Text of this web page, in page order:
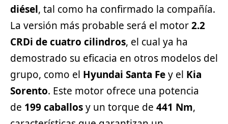
diésel, tal como ha confirmado la compañía.
La versión más probable será el motor2.2
CRDi de cuatro cilindros, el cual ya ha
demostrado su eficacia en otros modelos del
grupo, como el Hyundai Santa Fey el Kia
Sorento. Este motor ofrece una potencia
de 199 caballosy un torque de 441 Nm,